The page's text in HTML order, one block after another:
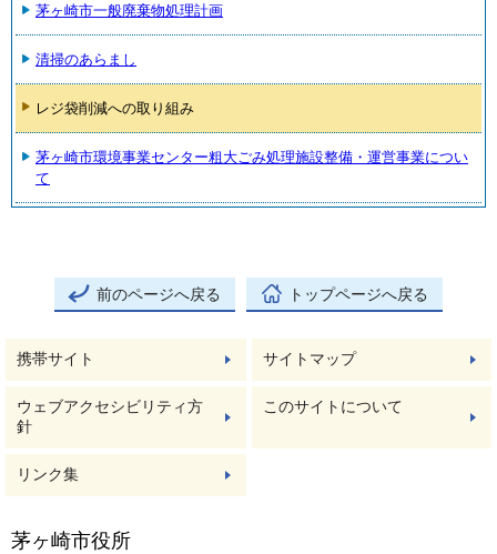
茅ヶ崎市一般廃棄物処理計画
清掃のあらまし
レジ袋削減への取り組み
茅ヶ崎市環境事業センター粗大ごみ処理施設整備・運営事業につい
て
前のページへ戻る トップページへ戻る
携帯サイト サイトマップ
ウェブアクセシビリティ方
針
このサイトについて
リンク集
茅ヶ崎市役所